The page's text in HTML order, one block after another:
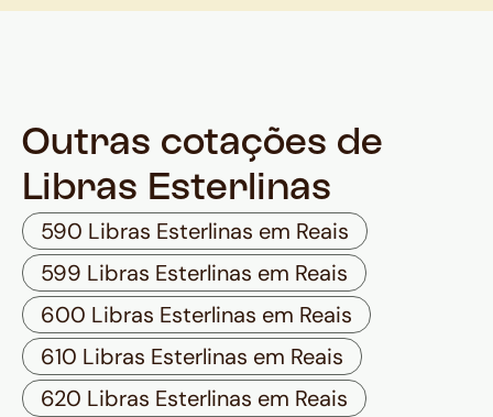
Outras cotações de
Libras Esterlinas
590 Libras Esterlinas em Reais
599 Libras Esterlinas em Reais
600 Libras Esterlinas em Reais
610 Libras Esterlinas em Reais
620 Libras Esterlinas em Reais